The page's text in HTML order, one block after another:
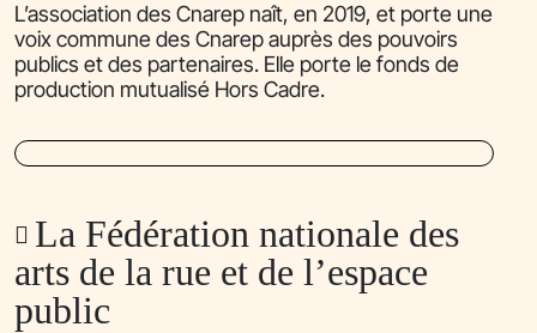
L’association des Cnarep naît, en 2019, et porte une
voix commune des Cnarep auprès des pouvoirs
publics et des partenaires. Elle porte le fonds de
production mutualisé Hors Cadre.
La Fédération nationale des
arts de la rue et de l’espace
public